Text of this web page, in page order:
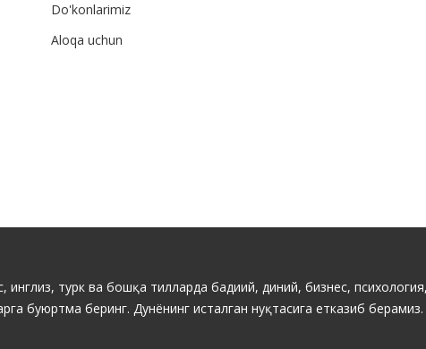
Do'konlarimiz
Aloqa uchun
турк ва бошқа тилларда бадиий, диний, бизнес,
буюртма беринг. Дунёнинг исталган нуқтасига етказиб берамиз.